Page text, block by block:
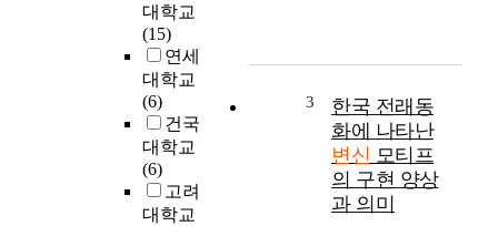
대학교
(15)
연세
대학교
(6)
건국
대학교
(6)
고려
대학교
타
3
한국 전래동
화에 나타난
변신 모티프
의 구현 양상
과 의미